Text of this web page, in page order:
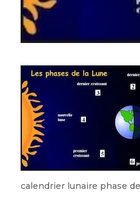
calendrier lunaire phase